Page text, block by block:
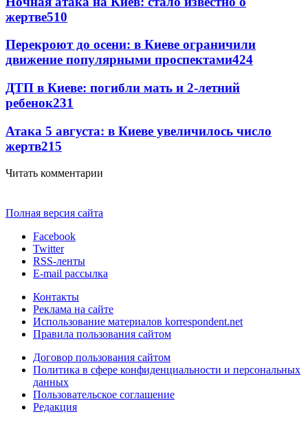
жертве510
Перекроют до осени: в Киеве ограничили
движение популярными проспектами424
ДТП в Киеве: погибли мать и 2-летний
ребенок231
Атака 5 августа: в Киеве увеличилось число
жертв215
Читать комментарии
Полная версия сайта
Facebook
Twitter
RSS-ленты
E-mail рассылка
Контакты
Реклама на сайте
Использование материалов korrespondent.net
Правила пользования сайтом
Договор пользования сайтом
Политика в сфере конфиденциальности и персональных
данных
Пользовательское соглашение
Редакция